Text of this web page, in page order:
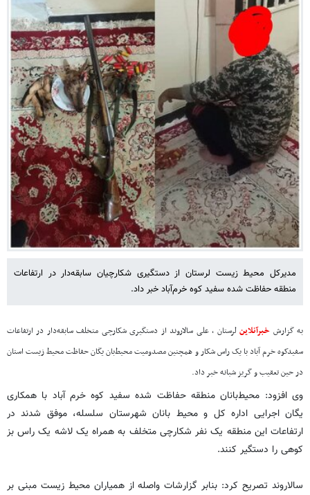
مدیرکل محیط زیست لرستان از دستگیری شکارچیان سابقه‌دار در ارتفاعات
منطقه حفاظت شده سفید کوه خرم‌آباد خبر داد.
به گزارش خبرآنلاینلرستان ، علی سالاروند از دستگیری شکارچی متخلف سابقه‌دار در ارتفاعات
سفیدکوه خرم آباد با یک راس شکار و همچنین مصدومیت محیط‌بان یگان حفاظت محیط زیست استان
در حین تعقیب و گریز شبانه خبر داد.
وی افزود: محیط‌بانان منطقه حفاظت شده سفید کوه خرم آباد با همکاری
یگان اجرایی اداره کل و محیط‌ بانان شهرستان سلسله، موفق شدند در
ارتفاعات این منطقه یک نفر شکارچی متخلف به همراه یک لاشه یک راس بز
کوهی را دستگیر کنند.
سالاروند تصریح کرد: بنابر گزارشات واصله از همیاران محیط زیست مبنی بر